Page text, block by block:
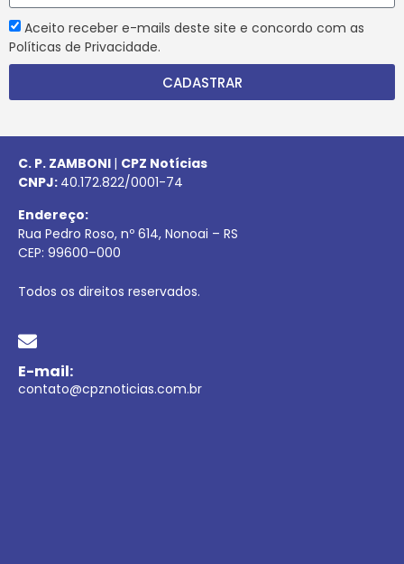
Aceito receber e-mails deste site e concordo com as
Políticas de Privacidade.
CADASTRAR
C. P. ZAMBONI | CPZ Notícias
CNPJ: 40.172.822/0001-74
Endereço:
Rua Pedro Roso, nº 614, Nonoai – RS
CEP: 99600–000
Todos os direitos reservados.
E-mail:
contato@cpznoticias.com.br